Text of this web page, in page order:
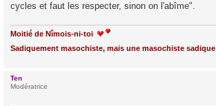
cycles et faut les respecter, sinon on l'abîme".
Moitié de Nîmois-ni-toi
Sadiquement masochiste, mais une masochiste sadique
Ten
Modératrice